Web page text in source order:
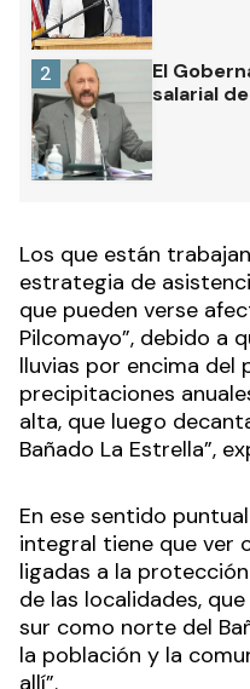
El
salarial
2
Los que están
estrategia de
que pueden verse
Pilcomayo”, debido a
lluvias por encima del
precipitaciones
alta, que luego
Bañado La Estrella”,
En ese sentido
integral tiene que ver
ligadas a la
de las localidades,
sur como norte del
la población y la
allí”.